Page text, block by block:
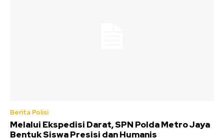
Berita Polisi
Melalui Ekspedisi Darat, SPN Polda Metro Jaya
Bentuk Siswa Presisi dan Humanis